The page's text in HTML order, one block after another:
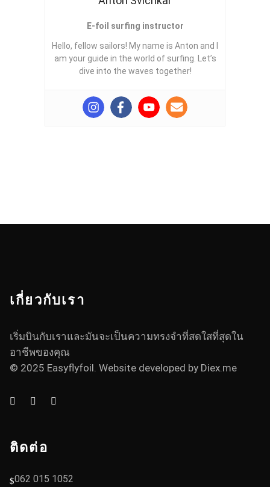
E-foil surfing instructor
Hello, fellow sailors! My name is Anton and I
am your guide in the world of surfing. Let’s
dive into the waves together!
เกี่ยวกับเรา
เริ่มบินกับเราและมันจะเป็นความทรงจำที่สดใสที่สุดใน
อาชีพของคุณ
© 2025 Easyflyfoil. Website developed by Diex.me
ติดต่อ
062 015 1052